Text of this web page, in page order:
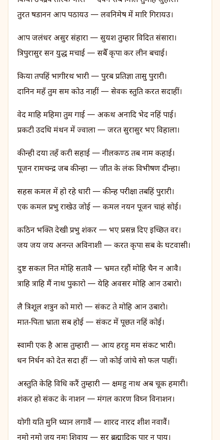
तुरत षडानन आप पठायउ — लवनिमेष में मारि गिरायउ।
आप जलंधर असुर संहारा — सुयश तुम्हार विदित संसारा।
त्रिपुरासुर सन युद्ध मचाई — सबैँ कृपा कर लीन बचाई।
किया तपहिं भागीरथ भारी — पुरब प्रतिज्ञा तासु पुरारी।
दानिन महँ तुम सम कोउ नाहीं — सेवक स्तुति करत सदाहीं।
वेद माहि महिमा तुम गाई — अकथ अनादि भेद नहिं पाई।
प्रकटी उदधि मंथन में ज्वाला — जरत सुरासुर भए विहाला।
कीन्ही दया तहँ करी सहाई — नीलकण्ठ तब नाम कहाई।
पूजन रामचन्द्र जब कीन्हा — जीत के लंक विभीषण दीन्हा।
सहस कमल में हो रहे धारी — कीन्ह परीक्षा तबहिं पुरारी।
एक कमल प्रभु राखेउ जोई — कमल नयन पूजन चाहं सोई।
कठिन भक्ति देखी प्रभु शंकर — भए प्रसन्न दिए इच्छित वर।
जय जय जय अनन्त अविनाशी — करत कृपा सब के घटवासी।
दुष्ट सकल नित मोहि सतावै — भ्रमत रहौं मोहि चैन न आवै।
त्राहि त्राहि मैं नाथ पुकारो — येहि अवसर मोहि आन उबारो।
लै त्रिशूल शत्रुन को मारो — संकट ते मोहि आन उबारो।
मात‑पिता भ्राता सब होई — संकट में पूछत नहिं कोई।
स्वामी एक है आस तुम्हारी — आय हरहु मम संकट भारी।
धन निर्धन को देत सदा हीं — जो कोई जांचे सो फल पाहीं।
अस्तुति केहि विधि करैं तुम्हारी — क्षमहु नाथ अब चूक हमारी।
शंकर हो संकट के नाशन — मंगल कारण विघ्न विनाशन।
योगी यति मुनि ध्यान लगावैं — शारद नारद शीश नवावैं।